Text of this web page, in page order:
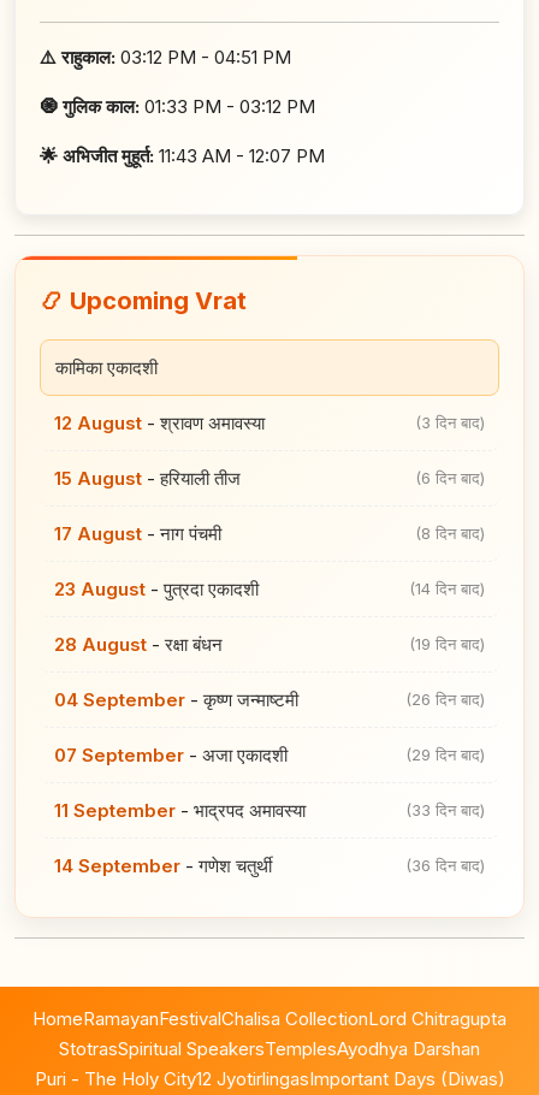
⚠️ राहुकाल: 03:12 PM - 04:51 PM
🧿 गुलिक काल: 01:33 PM - 03:12 PM
🌟 अभिजीत मुहूर्त: 11:43 AM - 12:07 PM
📿 Upcoming Vrat
कामिका एकादशी
12 August -श्रावण अमावस्या (3 दिन बाद)
15 August -हरियाली तीज (6 दिन बाद)
17 August -नाग पंचमी (8 दिन बाद)
23 August -पुत्रदा एकादशी (14 दिन बाद)
28 August -रक्षा बंधन (19 दिन बाद)
04 September -कृष्ण जन्माष्टमी (26 दिन बाद)
07 September - अजा एकादशी (29 दिन बाद)
11 September - भाद्रपद अमावस्या (33 दिन बाद)
14 September -गणेश चतुर्थी (36 दिन बाद)
HomeRamayanFestivalChalisa CollectionLord Chitragupta
StotrasSpiritual SpeakersTemplesAyodhya Darshan
Puri - The Holy City12 JyotirlingasImportant Days (Diwas)